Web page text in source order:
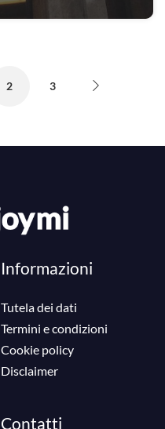
2 3
Informazioni
Tutela dei dati
Termini e condizioni
Cookie policy
Disclaimer
Contatti